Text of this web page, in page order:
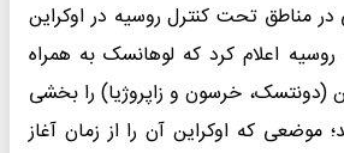
مناطق تحت کنترل روسیه در اوکراین
اعلام کرد که لوهانسک به همراه
(دونتسک، خرسون و زاپروژیا) را بخشی
موضعی که اوکراین آن را از زمان آغاز